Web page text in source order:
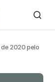
de 2020 pelo